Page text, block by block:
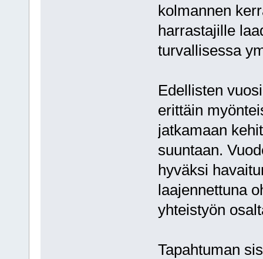
kolmannen
harrastajille
turvallisessa
Edellisten
erittäin
jatkamaan
suuntaan.
hyväksi
laajennettuna
yhteistyön
Tapahtuman